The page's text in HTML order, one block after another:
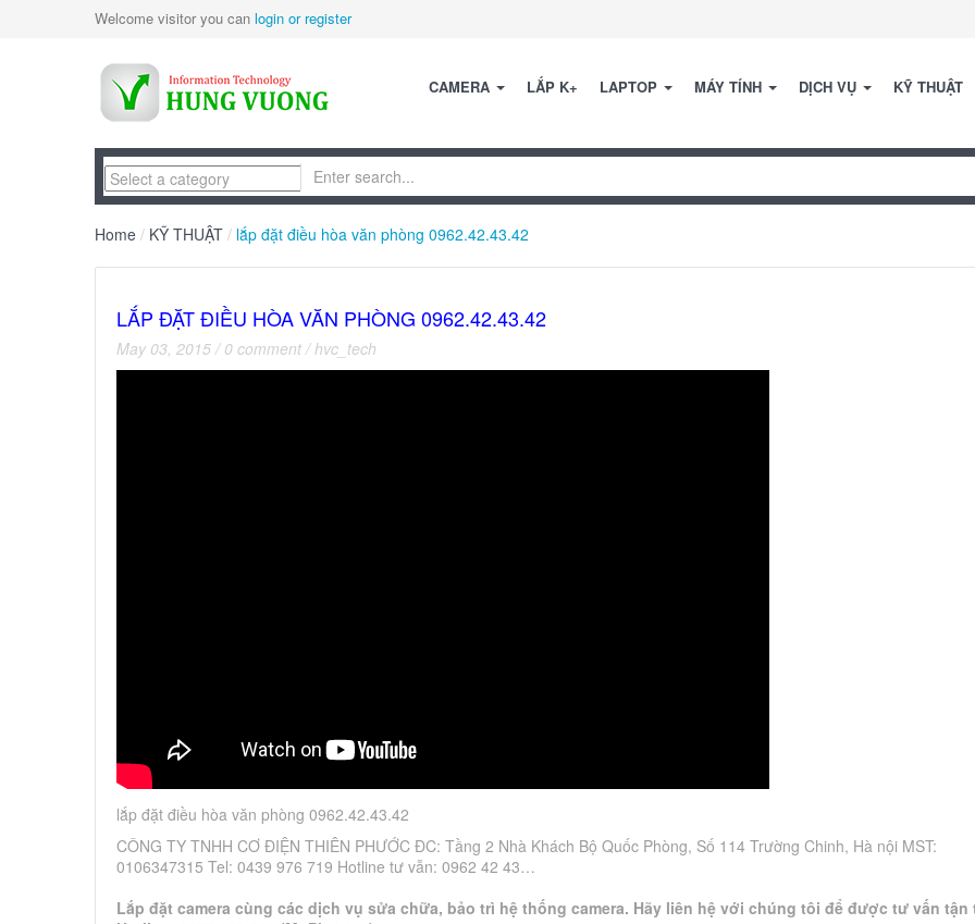
Welcome visitor you can login or register
CAMERA LẮP K+ LAPTOP MÁY TÍNH DỊCH VỤ KỸ THUẬT
Home / KỸ THUẬT / lắp đặt điều hòa văn phòng 0962.42.43.42
LẮP ĐẶT ĐIỀU HÒA VĂN PHÒNG 0962.42.43.42
May 03, 2015 / 0 comment /hvc_tech
lắp đặt điều hòa văn phòng 0962.42.43.42
CÔNG TY TNHH CƠ ĐIỆN THIÊN PHƯỚC ĐC: Tầng 2 Nhà Khách Bộ Quốc Phòng, Số 114 Trường Chinh, Hà nội MST:
0106347315 Tel: 0439 976 719 Hotline tư vẫn: 0962 42 43…
Lắp đặt camera cùng các dịch vụ sửa chữa, bảo trì hệ thống camera. Hãy liên hệ với chúng tôi để được tư vấn tận